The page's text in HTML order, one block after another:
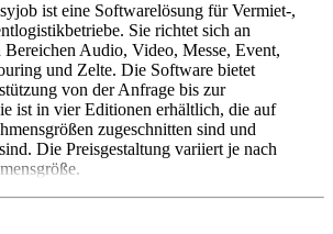
ist eine Softwarelösung für Vermiet-,
Sie richtet sich an
Bereichen Audio, Video, Messe, Event,
und Zelte. Die Software bietet
von der Anfrage bis zur
ist in vier Editionen erhältlich, die auf
zugeschnitten sind und
Die Preisgestaltung variiert je nach